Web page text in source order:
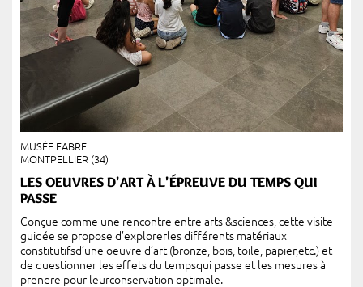
MUSÉE FABRE
MONTPELLIER (34)
LES OEUVRES D'ART À L'ÉPREUVE DU TEMPS QUI
PASSE
Conçue comme une rencontre entre arts &sciences, cette visite
guidée se propose d’explorerles différents matériaux
constitutifsd’une oeuvre d’art (bronze, bois, toile, papier,etc.) et
de questionner les effets du tempsqui passe et les mesures à
prendre pour leurconservation optimale.